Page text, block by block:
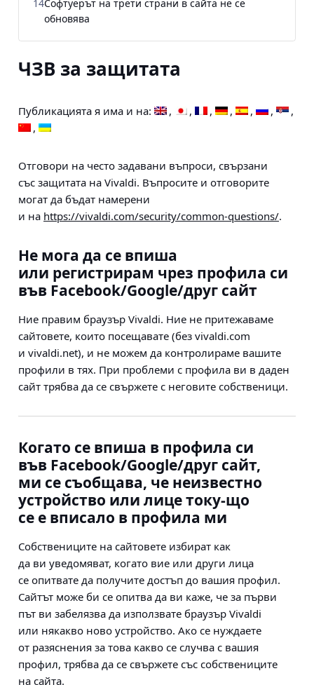
ЧЗВ за защитата
Публикацията я има и на:
Отговори на често задавани въпроси, свързани
със защитата на Vivaldi. Въпросите и отговорите
могат да бъдат намерени
и на https://vivaldi.com/security/common-questions/.
Не мога да се впиша
или регистрирам чрез профила си
във Facebook/Google/друг сайт
Ние правим браузър Vivaldi. Ние не притежаваме
сайтовете, които посещавате (без vivaldi.com
и vivaldi.net), и не можем да контролираме вашите
профили в тях. При проблеми с профила ви в даден
сайт трябва да се свържете с неговите собственици.
Когато се впиша в профила си
във Facebook/Google/друг сайт,
ми се съобщава, че неизвестно
устройство или лице току-що
се е вписало в профила ми
Собствениците на сайтовете избират как
да ви уведомяват, когато вие или други лица
се опитвате да получите достъп до вашия профил.
Сайтът може би се опитва да ви каже, че за първи
път ви забелязва да използвате браузър Vivaldi
или някакво ново устройство. Ако се нуждаете
от разяснения за това какво се случва с вашия
профил, трябва да се свържете със собствениците
на сайта.
14Софтуерът на трети страни в сайта не се
обновява